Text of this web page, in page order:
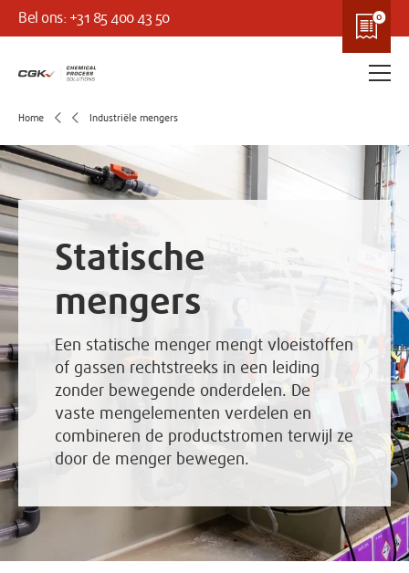
Bel ons: +31 85 400 43 50
Home Industriële mengers
Statische
mengers
Een statische menger mengt vloeistoffen
of gassen rechtstreeks in een leiding
zonder bewegende onderdelen. De
vaste mengelementen verdelen en
combineren de productstromen terwijl ze
door de menger bewegen.